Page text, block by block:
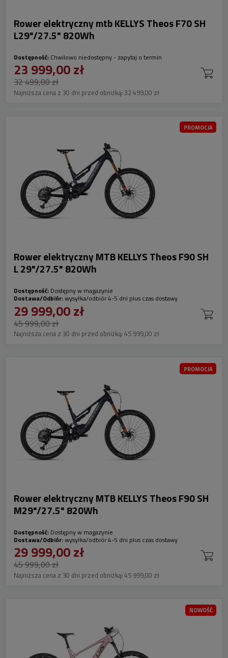
Rower elektryczny mtb KELLYS Theos F70 SH
L29"/27.5" 820Wh
Dostępność: Chwilowo niedostępny - zapytaj o termin
23 999,00 zł
32 499,00 zł
Najniższa cena z 30 dni przed obniżką: 32 499,00 zł
Rower elektryczny MTB KELLYS Theos F90 SH
L 29"/27.5" 820Wh
Dostępność: Dostępny w magazynie
Dostawa/Odbiór:wysyłka/odbiór 4-5 dni plus czas dostawy
29 999,00 zł
45 999,00 zł
Najniższa cena z 30 dni przed obniżką: 45 999,00 zł
PROMOCJA
Rower elektryczny MTB KELLYS Theos F90 SH
M29"/27.5" 820Wh
Dostępność: Dostępny w magazynie
Dostawa/Odbiór:wysyłka/odbiór 4-5 dni plus czas dostawy
29 999,00 zł
45 999,00 zł
Najniższa cena z 30 dni przed obniżką: 45 999,00 zł
PROMOCJA
NOWOŚĆ